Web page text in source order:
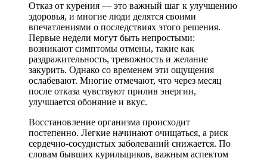
Отказ от курения — это важный шаг к улучшению
здоровья, и многие люди делятся своими
впечатлениями о последствиях этого решения.
Первые недели могут быть непростыми:
возникают симптомы отмены, такие как
раздражительность, тревожность и желание
закурить. Однако со временем эти ощущения
ослабевают. Многие отмечают, что через месяц
после отказа чувствуют прилив энергии,
улучшается обоняние и вкус.
Восстановление организма происходит
постепенно. Легкие начинают очищаться, а риск
сердечно-сосудистых заболеваний снижается. По
словам бывших курильщиков, важным аспектом